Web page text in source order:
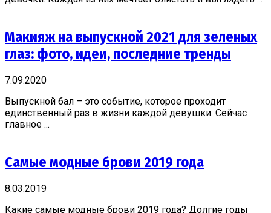
Макияж на выпускной 2021 для зеленых
глаз: фото, идеи, последние тренды
7.09.2020
Выпускной бал – это событие, которое проходит
единственный раз в жизни каждой девушки. Сейчас
главное ...
Самые модные брови 2019 года
8.03.2019
Какие самые модные брови 2019 года? Долгие годы